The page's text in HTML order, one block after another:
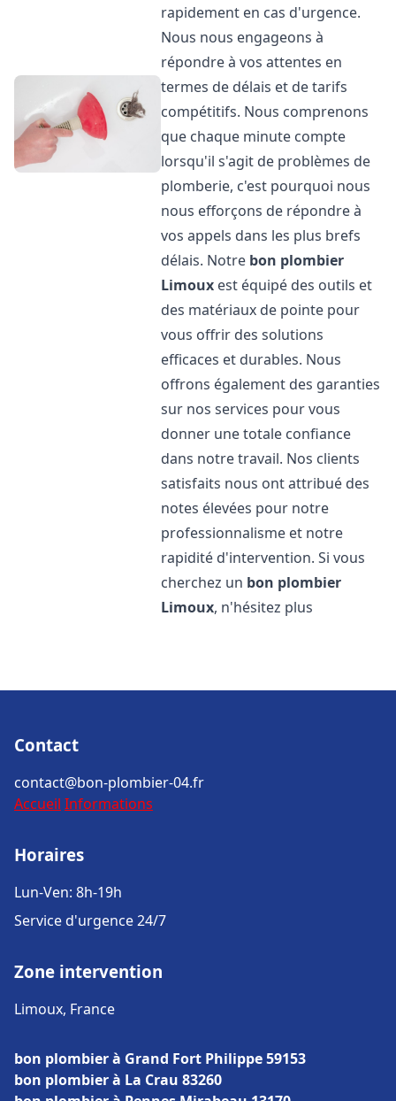
rapidement en cas d'urgence.
Nous nous engageons à
répondre à vos attentes en
termes de délais et de tarifs
compétitifs. Nous comprenons
que chaque minute compte
lorsqu'il s'agit de problèmes de
plomberie, c'est pourquoi nous
nous efforçons de répondre à
vos appels dans les plus brefs
délais. Notre bon plombier
Limoux est équipé des outils et
des matériaux de pointe pour
vous offrir des solutions
efficaces et durables. Nous
offrons également des garanties
sur nos services pour vous
donner une totale confiance
dans notre travail. Nos clients
satisfaits nous ont attribué des
notes élevées pour notre
professionnalisme et notre
rapidité d'intervention. Si vous
cherchez un bon plombier
Limoux, n'hésitez plus
Contact
contact@bon-plombier-04.fr
Accueil Informations
Horaires
Lun-Ven: 8h-19h
Service d'urgence 24/7
Zone intervention
Limoux, France
bon plombier à Grand Fort Philippe 59153
bon plombier à La Crau 83260